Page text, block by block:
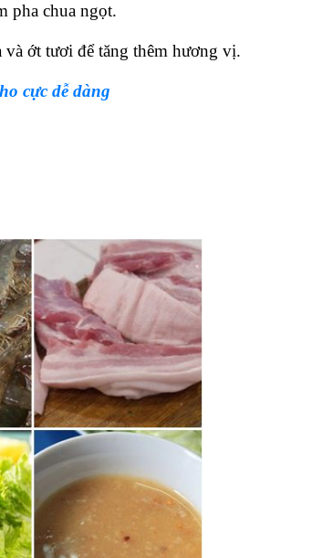
pha chua ngọt.
ớt tươi để tăng thêm hương vị.
cực dễ dàng